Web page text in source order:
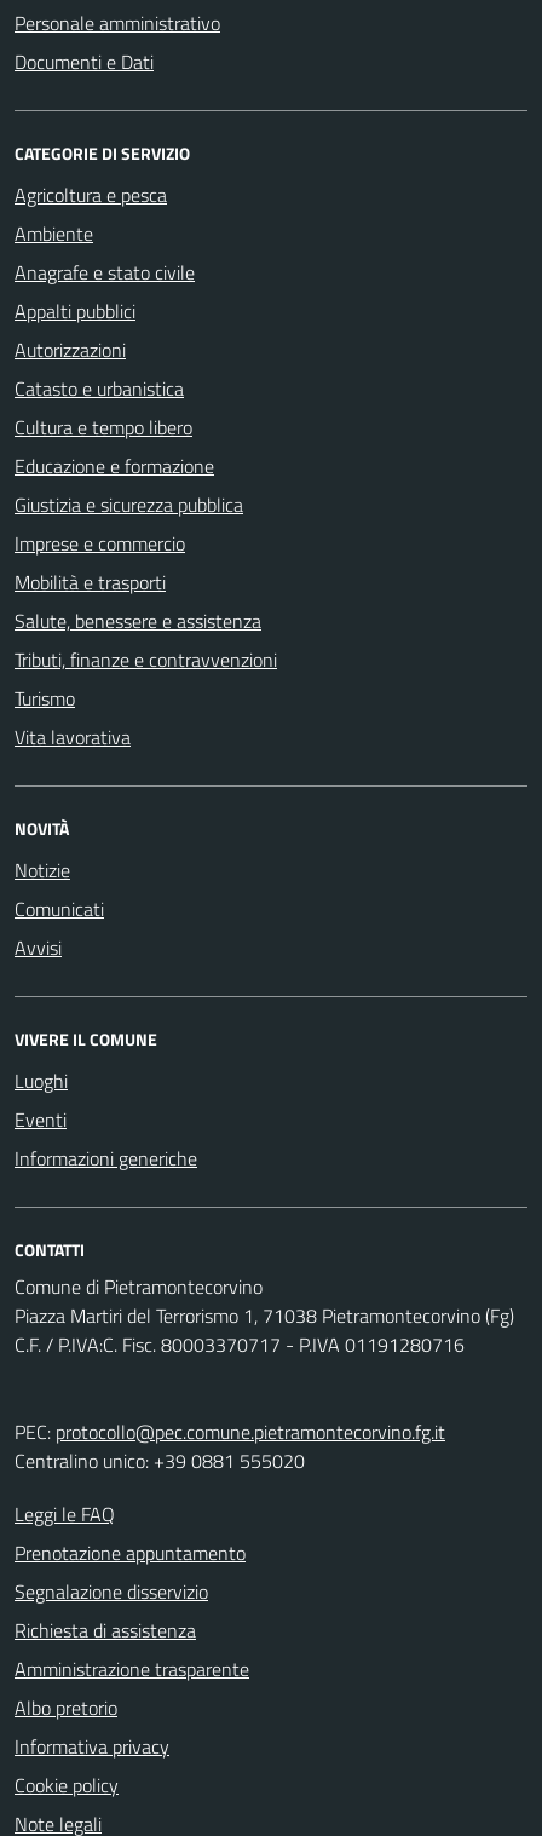
Personale amministrativo
Documenti e Dati
CATEGORIE DI SERVIZIO
Agricoltura e pesca
Ambiente
Anagrafe e stato civile
Appalti pubblici
Autorizzazioni
Catasto e urbanistica
Cultura e tempo libero
Educazione e formazione
Giustizia e sicurezza pubblica
Imprese e commercio
Mobilità e trasporti
Salute, benessere e assistenza
Tributi, finanze e contravvenzioni
Turismo
Vita lavorativa
NOVITÀ
Notizie
Comunicati
Avvisi
VIVERE IL COMUNE
Luoghi
Eventi
Informazioni generiche
CONTATTI
Comune di Pietramontecorvino
Piazza Martiri del Terrorismo 1, 71038 Pietramontecorvino (Fg)
C.F. / P.IVA:C. Fisc. 80003370717 - P.IVA 01191280716
PEC: protocollo@pec.comune.pietramontecorvino.fg.it
Centralino unico: +39 0881 555020
Leggi le FAQ
Prenotazione appuntamento
Segnalazione disservizio
Richiesta di assistenza
Amministrazione trasparente
Albo pretorio
Informativa privacy
Cookie policy
Note legali